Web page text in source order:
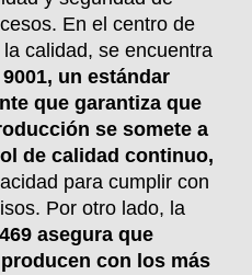
En el centro de
calidad, se encuentra
9001, un estándar
que garantiza que
se somete a
de calidad continuo,
para cumplir con
Por otro lado, la
asegura que
con los más